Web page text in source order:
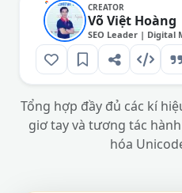
CREATOR
Võ Việt Hoàng
SEO Leader | Digital
Tổng hợp đầy đủ các kí
giơ tay và tương tác
hóa